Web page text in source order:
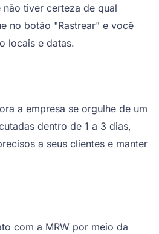
tiver certeza de qual
no botão "Rastrear" e você
locais e datas.
a empresa se orgulhe de um
dentro de 1 a 3 dias,
a seus clientes e manter
com a MRW por meio da